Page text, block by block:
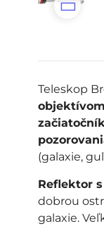
Teleskop
objektívom
(galaxie,
Reflektor
dobrou
galaxie.